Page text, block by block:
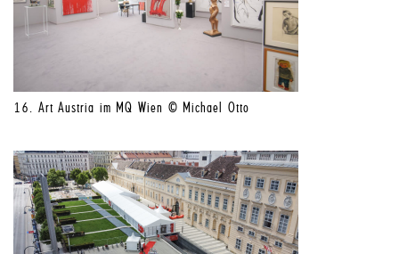
16. Art Austria im MQ Wien © Michael Otto